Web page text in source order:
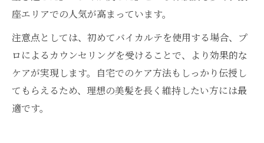
座エリアでの人気が高まっています。
注意点としては、初めてバイカルテを使用する場合、プ
ロによるカウンセリングを受けることで、より効果的な
ケアが実現します。自宅でのケア方法もしっかり伝授し
てもらえるため、理想の美髪を長く維持したい方には最
適です。